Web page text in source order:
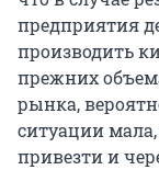
предприятия
производить
прежних
рынка,
ситуации
привезти и